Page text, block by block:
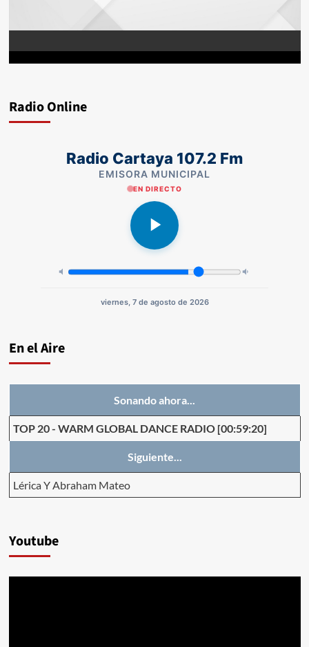
Radio Online
Radio Cartaya 107.2 Fm
EMISORA MUNICIPAL
EN DIRECTO
viernes, 7 de agosto de 2026
En el Aire
Sonando ahora...
TOP 20- WARM GLOBAL DANCE RADIO [00:59:20]
Siguiente...
Lérica Y Abraham Mateo
Youtube